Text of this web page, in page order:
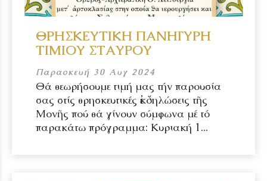
ΘΡΗΣΚΕΥΤΙΚΗ ΠΑΝΗΓΥΡΗ
ΤΙΜΙΟΥ ΣΤΑΥΡΟΥ
Παρασκευή 30 Αυγ 2024
Θά θεωρήσουμε τιμή μας τήν παρουσία
σας στίς θρησκευτικές ἐκδηλώσεις τῆς
Μονῆς πού θά γίνουν σύμφωνα μέ τό
παρακάτω πρόγραμμα: Κυριακή 1...